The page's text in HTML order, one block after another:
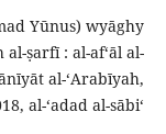
Yūnus) wyāghy
ṣarfī : al-afʻāl al-
al-ʻArabīyah,
al-ʻadad al-sābiʻ.